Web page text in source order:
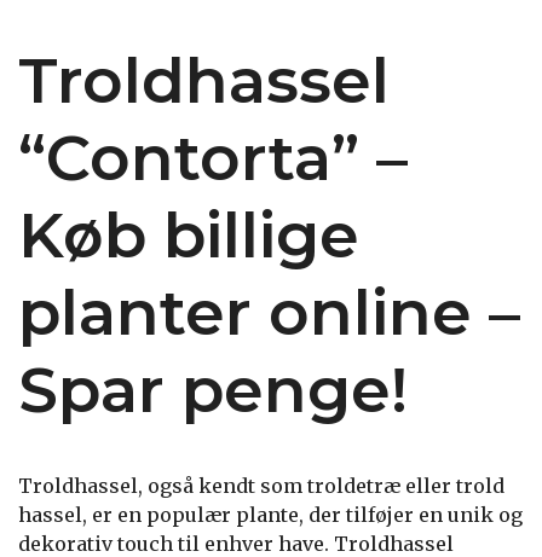
Troldhassel
“Contorta” –
Køb billige
planter online –
Spar penge!
Troldhassel, også kendt som troldetræ eller trold
hassel, er en populær plante, der tilføjer en unik og
dekorativ touch til enhver have. Troldhassel